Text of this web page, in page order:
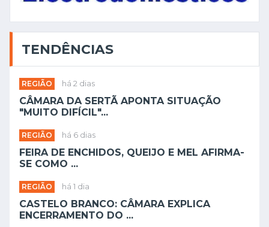
TENDÊNCIAS
REGIÃO há 2 dias
CÂMARA DA SERTÃ APONTA SITUAÇÃO
"MUITO DIFÍCIL"...
REGIÃO há 6 dias
FEIRA DE ENCHIDOS, QUEIJO E MEL AFIRMA-
SE COMO ...
REGIÃO há 1 dia
CASTELO BRANCO: CÂMARA EXPLICA
ENCERRAMENTO DO ...